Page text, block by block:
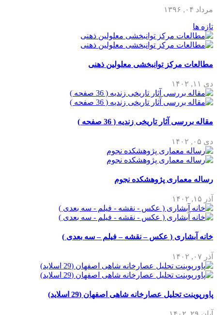
مرداد ۰۴, ۱۳۹۶
تازه ها
مطالعات مرکز توانبخشی معلولین ذهنی
دی ۱۱, ۱۴۰۲
مقاله بررسی آثار تاریخی زندیه ( 36 صفحه )
دی ۰۵, ۱۴۰۲
رساله معماری پژوهشکده نجوم
آذر ۱۵, ۱۴۰۲
خانه آبشاری ( عکس – نقشه – فیلم – سه بعدی )
آذر ۰۷, ۱۴۰۲
پاورپوینت تحلیل عصارخانه شاهی اصفهان (29 اسلاید)